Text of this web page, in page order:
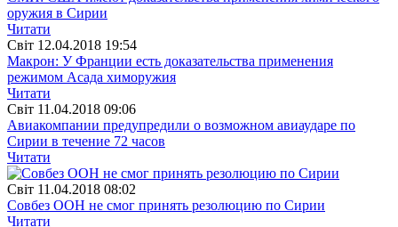
оружия в Сирии
Читати
Свiт 12.04.2018 19:54
Макрон: У Франции есть доказательства применения
режимом Асада химоружия
Читати
Свiт 11.04.2018 09:06
Авиакомпании предупредили о возможном авиаударе по
Сирии в течение 72 часов
Читати
Свiт 11.04.2018 08:02
Совбез ООН не смог принять резолюцию по Сирии
Читати